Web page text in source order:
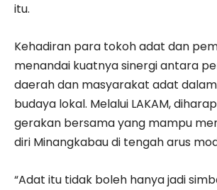
itu.
Kehadiran para tokoh adat dan
menandai kuatnya sinergi antara
daerah dan masyarakat adat
budaya lokal. Melalui LAKAM,
gerakan bersama yang mampu
diri Minangkabau di tengah arus
“Adat itu tidak boleh hanya jadi